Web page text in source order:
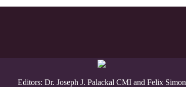
Editors: Dr. Joseph J. Palackal CMI and Felix Simon